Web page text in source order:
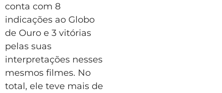
conta com 8
indicações ao Globo
de Ouro e 3 vitórias
pelas suas
interpretações nesses
mesmos filmes. No
total, ele teve mais de